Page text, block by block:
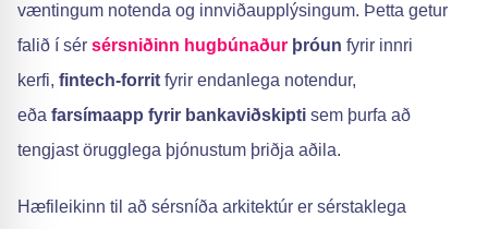
væntingum notenda og innviðaupplýsingum. Þetta getur
falið í sér sérsniðinn hugbúnaður þróun fyrir innri
kerfi, fintech-forrit fyrir endanlega notendur,
eða farsímaapp fyrir bankaviðskipti sem þurfa að
tengjast örugglega þjónustum þriðja aðila.
Hæfileikinn til að sérsníða arkitektúr er sérstaklega